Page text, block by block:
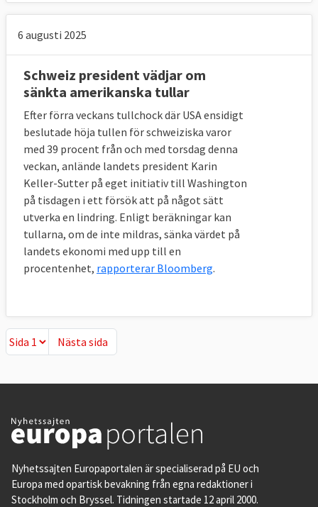
6 augusti 2025
Schweiz president vädjar om
sänkta amerikanska tullar
Efter förra veckans tullchock där USA ensidigt
beslutade höja tullen för schweiziska varor
med 39 procent från och med torsdag denna
veckan, anlände landets president Karin
Keller-Sutter på eget initiativ till Washington
på tisdagen i ett försök att på något sätt
utverka en lindring. Enligt beräkningar kan
tullarna, om de inte mildras, sänka värdet på
landets ekonomi med upp till en
procentenhet, rapporterar Bloomberg.
Nästa sida
Nästa sida
Nyhetssajten Europaportalen är specialiserad på EU och
Europa med opartisk bevakning från egna redaktioner i
Stockholm och Bryssel. Tidningen startade 12 april 2000.